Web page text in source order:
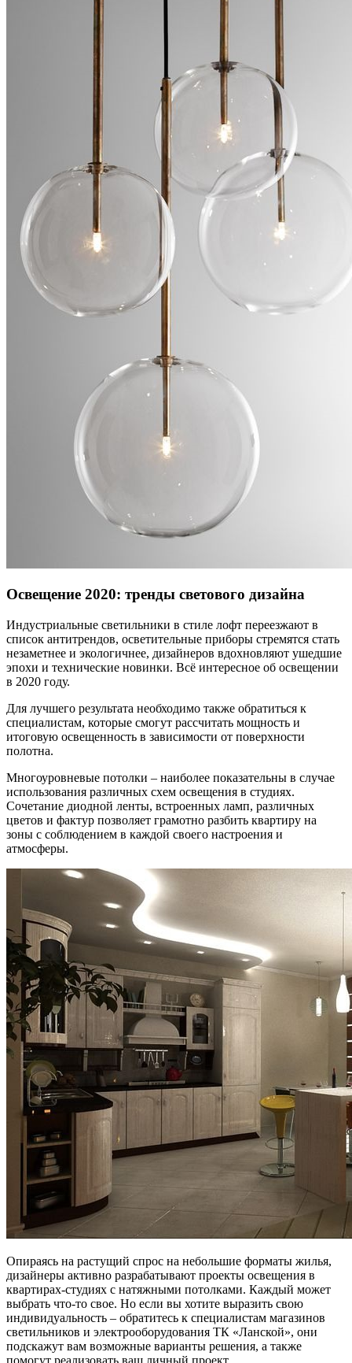
Освещение 2020: тренды светового дизайна
Индустриальные светильники в стиле лофт переезжают в
список антитрендов, осветительные приборы стремятся стать
незаметнее и экологичнее, дизайнеров вдохновляют ушедшие
эпохи и технические новинки. Всё интересное об освещении
в 2020 году.
Для лучшего результата необходимо также обратиться к
специалистам, которые смогут рассчитать мощность и
итоговую освещенность в зависимости от поверхности
полотна.
Многоуровневые потолки – наиболее показательны в случае
использования различных схем освещения в студиях.
Сочетание диодной ленты, встроенных ламп, различных
цветов и фактур позволяет грамотно разбить квартиру на
зоны с соблюдением в каждой своего настроения и
атмосферы.
Опираясь на растущий спрос на небольшие форматы жилья,
дизайнеры активно разрабатывают проекты освещения в
квартирах-студиях с натяжными потолками. Каждый может
выбрать что-то свое. Но если вы хотите выразить свою
индивидуальность – обратитесь к специалистам магазинов
светильников и электрооборудования ТК «Ланской», они
подскажут вам возможные варианты решения, а также
помогут реализовать ваш личный проект.